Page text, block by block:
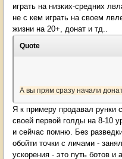
играть на низких-средних
не с кем играть на своем
жизни на 20+, донат и тд..
Quote
А вы прям сразу начали
Я к примеру продавал рунки
своей первой голды на 8-10
и сейчас помню. Без
обойти точки с личами -
ускорения - это путь ботов и